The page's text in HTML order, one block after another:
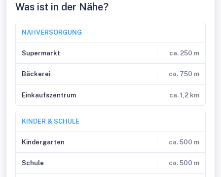
Was ist in der Nähe?
NAHVERSORGUNG
Supermarkt ca. 250 m
Bäckerei ca. 750 m
Einkaufszentrum ca. 1,2 km
KINDER & SCHULE
Kindergarten ca. 500 m
Schule ca. 500 m